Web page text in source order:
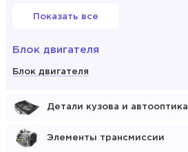
Показать все
Блок двигателя
Блок двигателя
Детали кузова и автооптика
Элементы трансмиссии